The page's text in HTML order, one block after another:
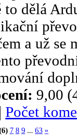
to dělá
a už se
9,00
Počet
7 8 9 ... 63 »